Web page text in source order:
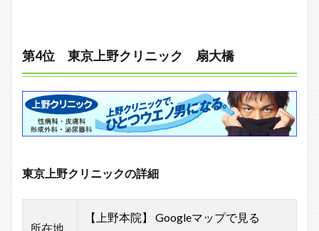
第4位 東京上野クリニック 扇大橋
東京上野クリニックの詳細
所在地
【上野本院】 Googleマップで見る